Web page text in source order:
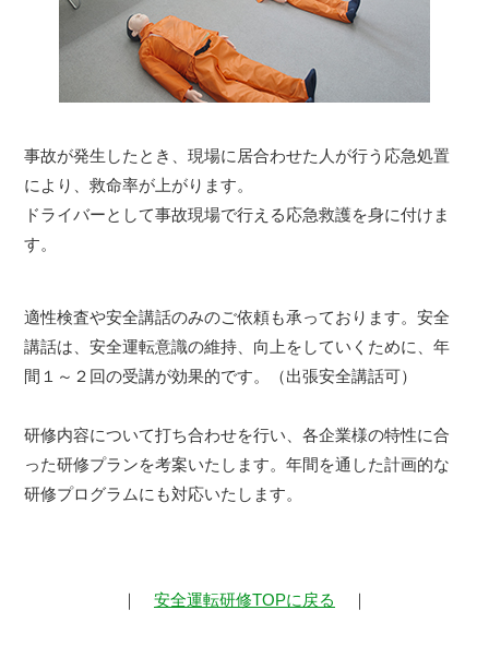
事故が発生したとき、現場に居合わせた人が行う応急処置
により、救命率が上がります。
ドライバーとして事故現場で行える応急救護を身に付けま
す。
適性検査や安全講話のみのご依頼も承っております。安全
講話は、安全運転意識の維持、向上をしていくために、年
間１～２回の受講が効果的です。（出張安全講話可）
研修内容について打ち合わせを行い、各企業様の特性に合
った研修プランを考案いたします。年間を通した計画的な
研修プログラムにも対応いたします。
｜ 安全運転研修TOPに戻る ｜